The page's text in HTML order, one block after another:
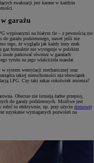
ewakuacji jest karane w każdym
garażu
wypisanymi na białym tle – z pewnością nie
do garażu podziemnego, nawet jeśli nie
tego, że wygląda jak każdy inny znak
gaz formalnie nie występuje w polskim
parkować również w garażach
tytułu na jego właściciela mandat.
system wentylacji mechanicznej oraz
takiej nieruchomości ma obowiązek
LPG. Czy taki zakaz cokolwiek zmienia?
Obecnie nie istnieją żadne przepisy,
do garaży podziemnych. Możliwe jest
robić to efektywnie, np. przy użyciu domowej
uzyskanie wymaganych pozwoleń na